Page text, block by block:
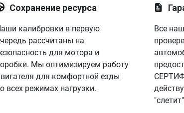
Сохранение ресурса
калибровки в первую
рассчитаны на
для мотора и
Мы оптимизируем работу
для комфортной езды
всех режимах нагрузки.
Все